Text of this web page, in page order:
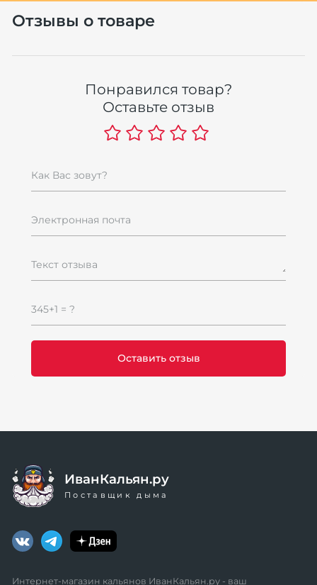
Отзывы о товаре
Понравился товар?
Оставьте отзыв
Как Вас зовут?
Электронная почта
Текст отзыва
345+1 = ?
ИванКальян.ру
Поставщик дыма
Интернет-магазин кальянов ИванКальян.ру - ваш